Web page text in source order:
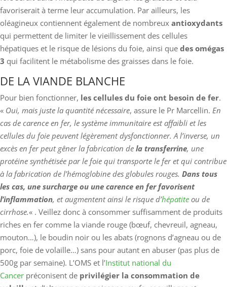
favoriserait à terme leur accumulation. Par ailleurs, les
oléagineux contiennent également de nombreux antioxydants
qui permettent de limiter le vieillissement des cellules
hépatiques et le risque de lésions du foie, ainsi que des omégas
3 qui facilitent le métabolisme des graisses dans le foie.
DE LA VIANDE BLANCHE
Pour bien fonctionner, les cellules du foie ont besoin de fer.
« Oui, mais juste la quantité nécessaire, assure le Pr Marcellin. En
cas de carence en fer, le système immunitaire est affaibli et les
cellules du foie peuvent légèrement dysfonctionner. A l’inverse, un
excès en fer peut gêner la fabrication de la transferrine, une
protéine synthétisée par le foie qui transporte le fer et qui contribue
à la fabrication de l’hémoglobine des globules rouges. Dans tous
les cas, une surcharge ou une carence en fer favorisent
l’inflammation, et augmentent ainsi le risque d’hépatite ou de
cirrhose.« . Veillez donc à consommer suffisamment de produits
riches en fer comme la viande rouge (bœuf, chevreuil, agneau,
mouton…), le boudin noir ou les abats (rognons d’agneau ou de
porc, foie de volaille…) sans pour autant en abuser (pas plus de
500g par semaine). L’OMS et l’Institut national du
Cancer préconisent de privilégier la consommation de